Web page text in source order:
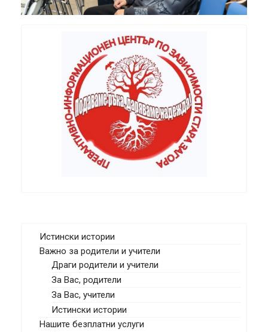
Истински истории
Важно за родители и учители
Драги родители и учители
За Вас, родители
За Вас, учители
Истински истории
Нашите безплатни услуги